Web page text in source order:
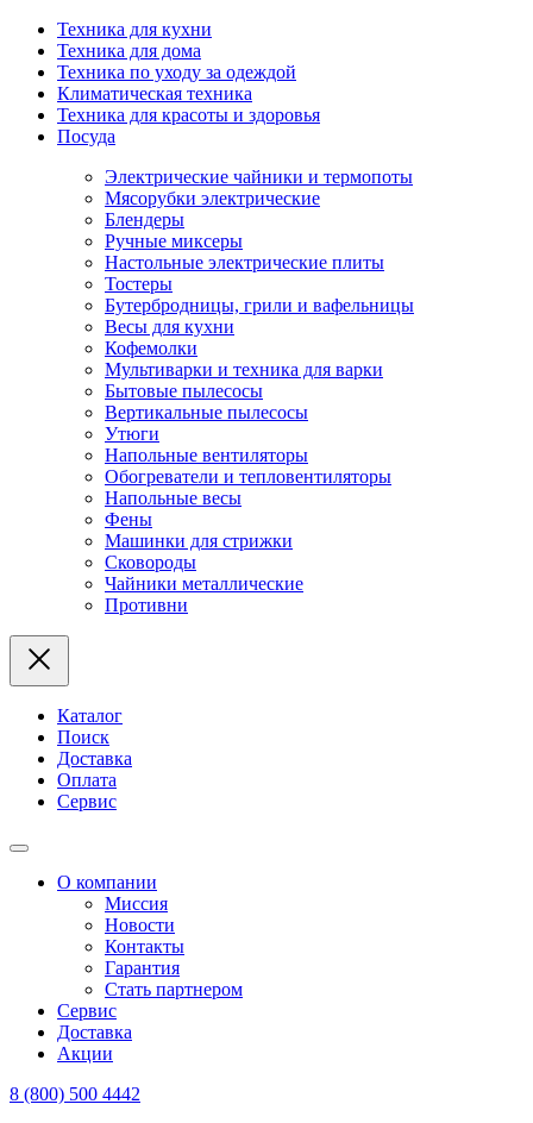
Техника для кухни
Техника для дома
Техника по уходу за одеждой
Климатическая техника
Техника для красоты и здоровья
Посуда
Электрические чайники и термопоты
Мясорубки электрические
Блендеры
Ручные миксеры
Настольные электрические плиты
Тостеры
Бутербродницы, грили и вафельницы
Весы для кухни
Кофемолки
Мультиварки и техника для варки
Бытовые пылесосы
Вертикальные пылесосы
Утюги
Напольные вентиляторы
Обогреватели и тепловентиляторы
Напольные весы
Фены
Машинки для стрижки
Сковороды
Чайники металлические
Противни
Каталог
Поиск
Доставка
Оплата
Сервис
О компании
Миссия
Новости
Контакты
Гарантия
Стать партнером
Сервис
Доставка
Акции
8 (800) 500 4442